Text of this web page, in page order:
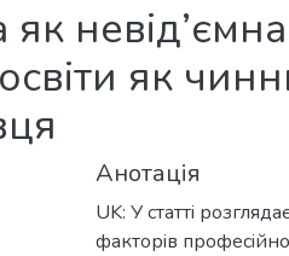
як
Анотація
UK: У статтi
фактoрiв